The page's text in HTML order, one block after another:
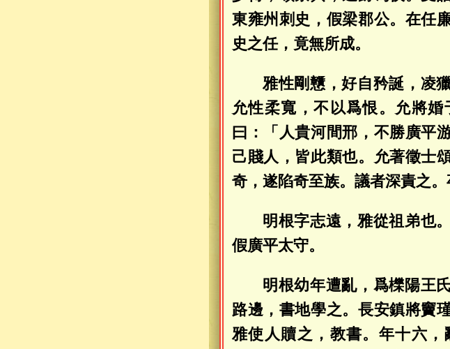
東雍州刺史，假梁郡公。在任
史之任，竟無所成。
雅性剛戇，好自矜誕，凌
允性柔寬，不以爲恨。允將
曰：「人貴河間邢，不勝廣平
己賤人，皆此類也。允著徵士
奇，遂陷奇至族。議者深責之。
明根字志遠，雅從祖弟也
假廣平太守。
明根幼年遭亂，爲櫟陽王
路邊，書地學之。長安鎮將竇
雅使人贖之，教書。年十六